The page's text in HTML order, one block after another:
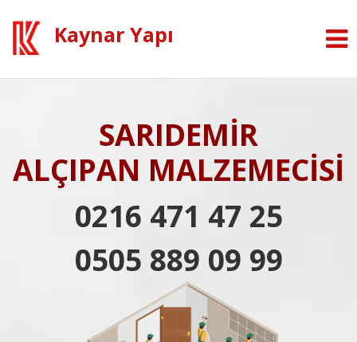
Kaynar Yapı
SARIDEMİR
ALÇIPAN MALZEMECİSİ
0216 471 47 25
0505 889 09 99